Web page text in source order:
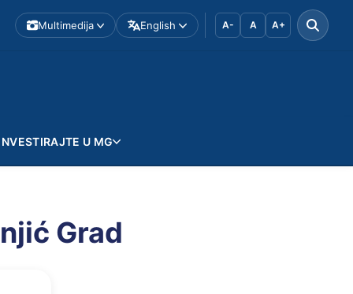
Multimedija English A- A A+
U MG
Grad